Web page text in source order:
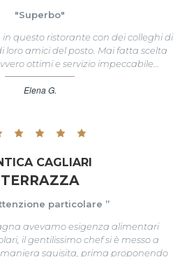
"Superbo"
questo ristorante con dei colleghi di
loro amici del posto. Mai fatta scelta
ottimi e servizio impeccabile…
Elena G.
CAGLIARI
TERRAZZA
particolare ”
avevamo esigenza alimentari
il gentilissimo chef si è messo a
squisita, prima proponendo